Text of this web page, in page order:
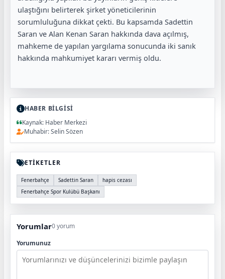
ulaştığını belirterek şirket yöneticilerinin
sorumluluğuna dikkat çekti. Bu kapsamda Sadettin
Saran ve Alan Kenan Saran hakkında dava açılmış,
mahkeme de yapılan yargılama sonucunda iki sanık
hakkında mahkumiyet kararı vermiş oldu.
HABER BİLGİSİ
Kaynak: Haber Merkezi
Muhabir: Selin Sözen
ETİKETLER
Fenerbahçe Sadettin Saran
hapis cezası
Fenerbahçe Spor Kulübü Başkanı
Yorumlar0 yorum
Yorumunuz